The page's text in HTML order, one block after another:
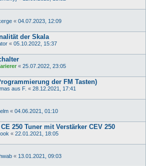
« 04.07.2023, 12:09
der Skala
« 05.10.2022, 15:37
« 25.07.2022, 23:05
der FM Tasten)
aus F. « 28.12.2021, 17:41
« 04.06.2021, 01:10
250 Tuner mit Verstärker CEV 250
« 22.01.2021, 18:05
« 13.01.2021, 09:03